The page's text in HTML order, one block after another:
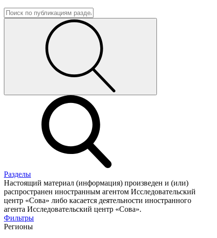
Разделы
Настоящий материал (информация) произведен и (или)
распространен иностранным агентом Исследовательский
центр «Сова» либо касается деятельности иностранного
агента Исследовательский центр «Сова».
Фильтры
Регионы